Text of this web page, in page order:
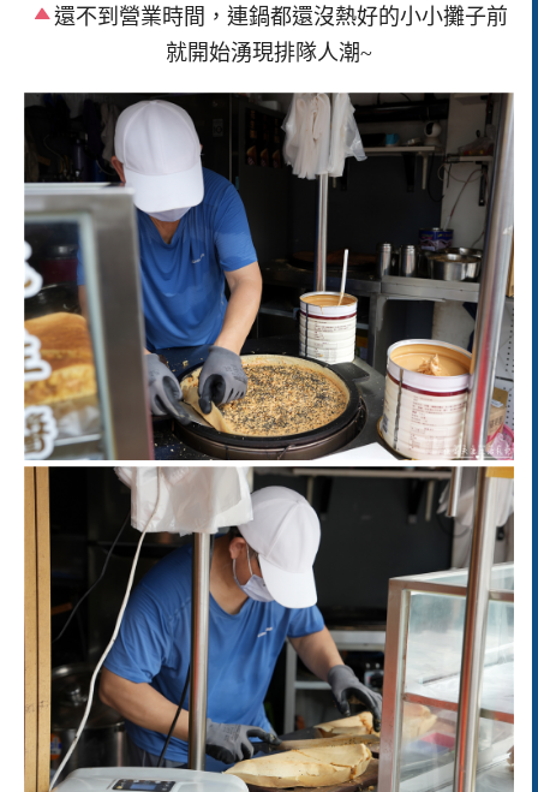
還不到營業時間，連鍋都還沒熱好的小小攤子前
就開始湧現排隊人潮~